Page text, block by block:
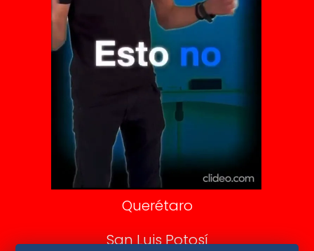
De 10 sports
DeDinero
Confabulario
Aviso Oportuno
Consultas
Querétaro
San Luis Potosí